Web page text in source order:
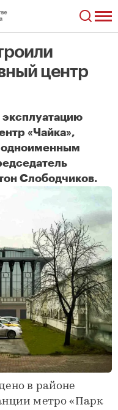
центр
эксплуатацию
«Чайка»,
Слободчиков.
В Хамовниках построили культурно-спортивный центр «Чайка»
в районе
метро «Парк